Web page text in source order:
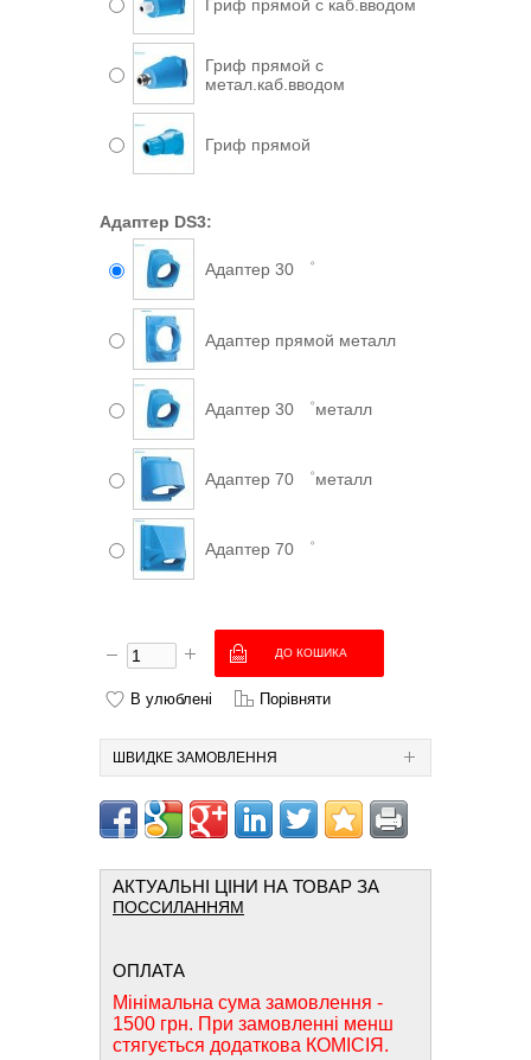
Гриф прямой с каб.вводом
Гриф прямой с
метал.каб.вводом
Гриф прямой
Адаптер DS3:
Адаптер 30 ゜
Адаптер прямой металл
Адаптер 30 ゜металл
Адаптер 70 ゜металл
Адаптер 70 ゜
В улюблені Порівняти
ШВИДКЕ ЗАМОВЛЕННЯ
АКТУАЛЬНІ ЦІНИ НА ТОВАР ЗА
ПОССИЛАННЯМ
ОПЛАТА
Мінімальна сума замовлення -
1500 грн. При замовленні менш
стягується додаткова КОМІСІЯ.